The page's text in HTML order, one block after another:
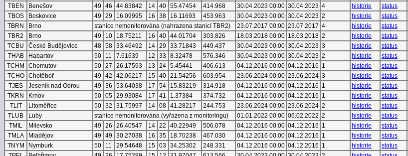
TBEN
Benešov 49 46 44.83842 14 40 55.47454 414.968 30.04.2023 00:00 30.04.2023 4 historie status
TBOS
Boskovice 49 29 16.09995 16 38 16.11693 453.963 30.04.2023 00:00 30.04.2023 2 historie status
TBRN
Brno stanice nemonitorována (nahrazena stanicí TBR2) 23.07.2017 00:00 23.07.2017 4 historie status
TBR2
Brno 49 10 18.75211 16 40 44.01704 303.826 18.03.2018 00:00 18.03.2018 2 historie status
TCBU
České Budějovice 48 58 33.46492 14 29 33.71843 449.437 30.04.2023 00:00 30.04.2023 3 historie status
THAB
Habartov 50 11 7.61639 12 33 8.32478 576.346 30.04.2023 00:00 30.04.2023 2 historie status
TCHM
Chomutov 50 27 26.17593 13 24 5.45441 406.613 04.12.2016 00:00 04.12.2016 1 historie status
TCHO
Chotěboř 49 42 42.06217 15 40 21.54256 603.954 23.06.2024 00:00 23.06.2024 3 historie status
TJES
Jeseník nad Odrou 49 36 53.64038 17 54 15.83219 314.918 04.12.2016 00:00 04.12.2016 1 historie status
TKRN
Krnov 50 05 29.93084 17 41 1.37384 374.732 04.12.2016 00:00 04.12.2016 1 historie status
TLIT
Litoměřice 50 32 31.75997 14 08 41.28217 244.753 23.06.2024 00:00 23.06.2024 2 historie status
TLUB
Luby stanice nemonitorována (vyřazena z monitoringu) 01.01.2022 00:00 06.02.2022 2 historie status
TMIL
Milevsko 49 26 26.40547 14 22 40.22949 506.078 04.12.2016 00:00 04.12.2016 1 historie status
TMLA
Mladějov 49 49 30.27038 16 35 18.70238 467.030 04.12.2016 00:00 04.12.2016 1 historie status
TNYM
Nymburk 50 11 29.54648 15 03 34.25302 248.331 04.12.2016 00:00 04.12.2016 1 historie status